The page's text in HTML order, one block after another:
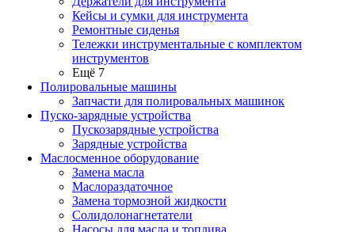
Кейсы и сумки для инструмента
Ремонтные сиденья
Тележки инструментальные с комплектом
инструментов
Ещё 7
Полировальные машины
Запчасти для полировальных машинок
Пуско-зарядные устройства
Пускозарядные устройства
Зарядные устройства
Маслосменное оборудование
Замена масла
Маслораздаточное
Замена тормозной жидкости
Солидолонагнетатели
Насосы для масла и топлива